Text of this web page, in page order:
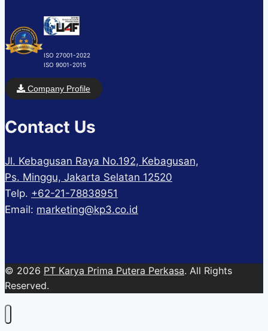
ISO 27001-2022
ISO 9001-2015
Company Profile
Contact Us
Jl. Kebagusan Raya No.192, Kebagusan,
Ps. Minggu, Jakarta Selatan 12520
Telp. +62-21-78838951
Email: marketing@kp3.co.id
© 2026 PT Karya Prima Putera Perkasa. All Rights
Reserved.